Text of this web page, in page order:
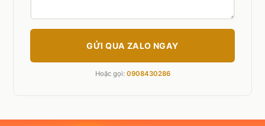
GỬI QUA ZALO NGAY
Hoặc gọi: 0908430286